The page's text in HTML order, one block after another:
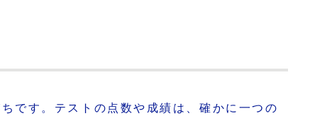
です。テストの点数や成績は、確かに一つの